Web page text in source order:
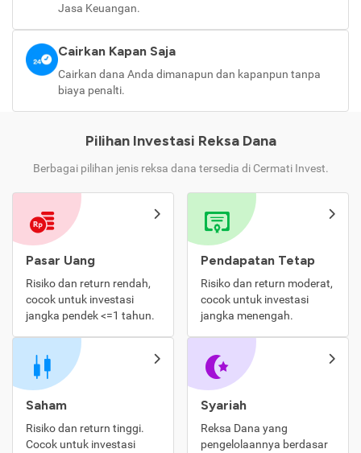
Jasa Keuangan.
Cairkan Kapan Saja
Cairkan dana Anda dimanapun dan kapanpun tanpa
biaya penalti.
Pilihan Investasi Reksa Dana
Berbagai pilihan jenis reksa dana tersedia di Cermati Invest.
Pasar Uang
Risiko dan return rendah,
cocok untuk investasi
jangka pendek <=1 tahun.
Pendapatan Tetap
Risiko dan return moderat,
cocok untuk investasi
jangka menengah.
Saham
Risiko dan return tinggi.
Cocok untuk investasi
Syariah
Reksa Dana yang
pengelolaannya berdasar